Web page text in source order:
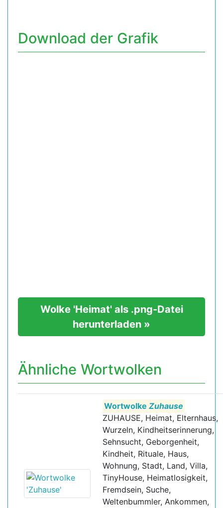
Download der Grafik
Wolke 'Heimat' als .png-Datei
herunterladen »
Ähnliche Wortwolken
WortwolkeZuhause
ZUHAUSE, Heimat, Elternhaus,
Wurzeln, Kindheitserinnerung,
Sehnsucht, Geborgenheit,
Kindheit, Rituale, Haus,
Wohnung, Stadt, Land, Villa,
TinyHouse, Heimatlosigkeit,
Fremdsein, Suche,
Weltenbummler, Ankommen,